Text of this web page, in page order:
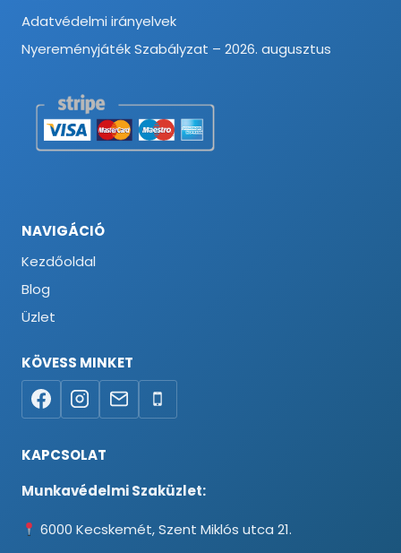
Adatvédelmi irányelvek
Nyereményjáték Szabályzat – 2026. augusztus
NAVIGÁCIÓ
Kezdőoldal
Blog
Üzlet
KÖVESS MINKET
KAPCSOLAT
Munkavédelmi Szaküzlet:
6000 Kecskemét, Szent Miklós utca 21.